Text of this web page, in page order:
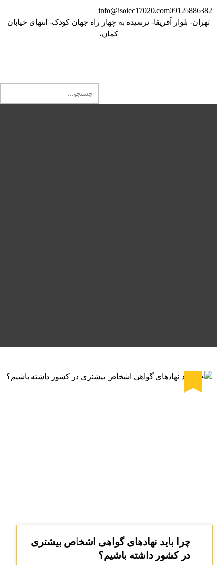
09126886382
info@isoiec17020.com
تهران- بلوار آفریقا- نرسیده به چهار راه جهان کودک- انتهای خیابان
کمان،
چرا باید نهادهای گواهی اشخاص بیشتری
در کشور داشته باشیم؟